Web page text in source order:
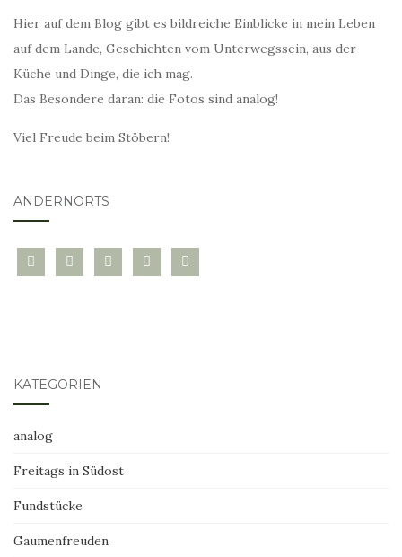
Hier auf dem Blog gibt es bildreiche Einblicke in mein Leben
auf dem Lande, Geschichten vom Unterwegssein, aus der
Küche und Dinge, die ich mag.
Das Besondere daran: die Fotos sind analog!
Viel Freude beim Stöbern!
ANDERNORTS
bloglovininstagramtwitter pinterest
mail
KATEGORIEN
analog
Freitags in Südost
Fundstücke
Gaumenfreuden